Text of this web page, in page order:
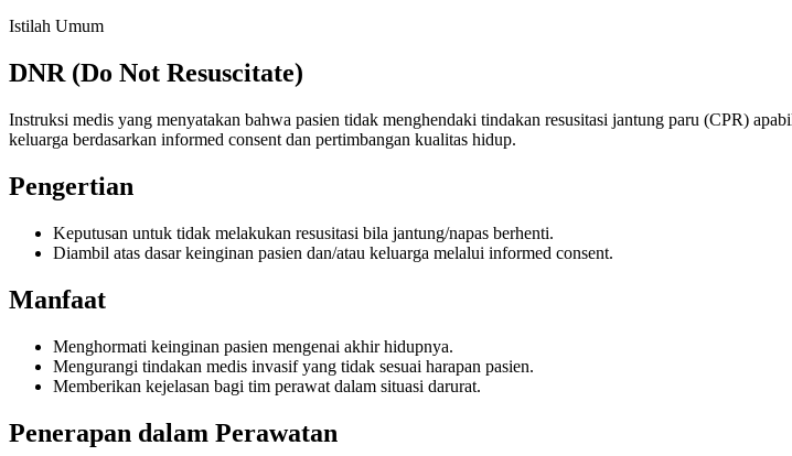
Istilah Umum
DNR (Do Not Resuscitate)
Instruksi medis yang menyatakan bahwa pasien tidak menghendaki tindakan resusitasi jantung paru (CPR)
keluarga berdasarkan informed consent dan pertimbangan kualitas hidup.
Pengertian
Keputusan untuk tidak melakukan resusitasi bila jantung/napas berhenti.
Diambil atas dasar keinginan pasien dan/atau keluarga melalui informed consent.
Manfaat
Menghormati keinginan pasien mengenai akhir hidupnya.
Mengurangi tindakan medis invasif yang tidak sesuai harapan pasien.
Memberikan kejelasan bagi tim perawat dalam situasi darurat.
Penerapan dalam Perawatan